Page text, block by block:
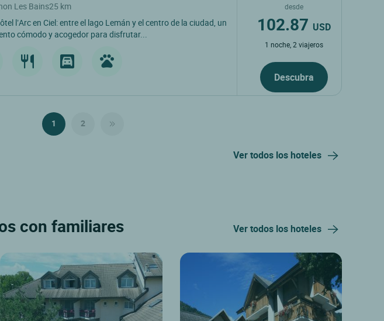
Les Bains25 km
l’Arc en Ciel: entre el lago Lemán y el centro de la ciudad, un
cómodo y acogedor para disfrutar...
desde
102.87 USD
1 noche, 2 viajeros
Descubra
1 2
Ver todos los hoteles
con familiares Ver todos los hoteles